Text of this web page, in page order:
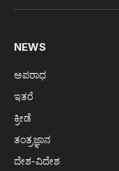
NEWS
ಅಪರಾಧ
ಇತರೆ
ಕ್ರೀಡೆ
ತಂತ್ರಜ್ಞಾನ
ದೇಶ-ವಿದೇಶ